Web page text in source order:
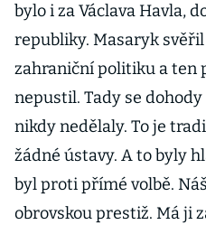
bylo i za Václava Havla,
republiky. Masaryk
zahraniční politiku a ten
nepustil. Tady se
nikdy nedělaly. To je
žádné ústavy. A to byly
byl proti přímé volbě.
obrovskou prestiž. Má ji